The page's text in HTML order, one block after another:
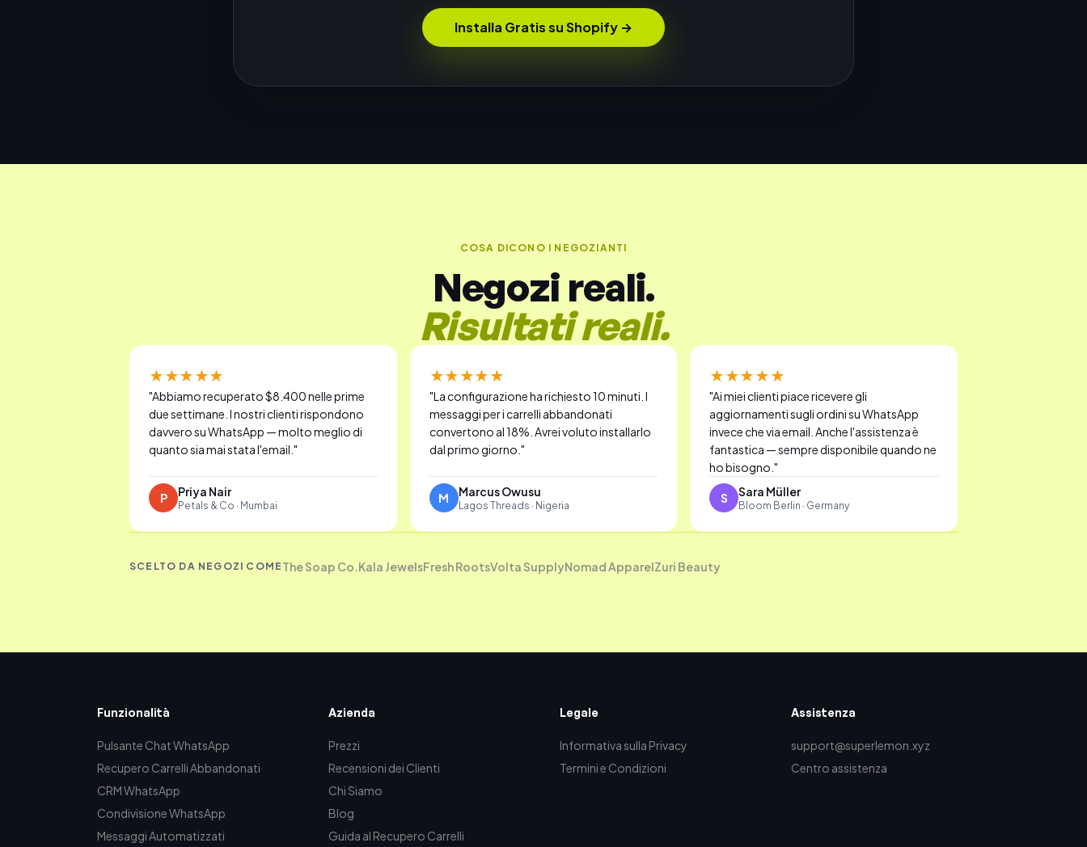
Installa Gratis su Shopify →
COSA DICONO I NEGOZIANTI
Negozi reali.
Risultati reali.
★★★★★
"Abbiamo recuperato $8.400 nelle prime
due settimane. I nostri clienti rispondono
davvero su WhatsApp — molto meglio di
quanto sia mai stata l'email. "
P Priya Nair
Petals & Co · Mumbai
★★★★★
"La configurazione ha richiesto 10 minuti. I
messaggi per i carrelli abbandonati
convertono al 18%. Avrei voluto installarlo
dal primo giorno. "
M Marcus Owusu
Lagos Threads · Nigeria
★★★★★
"Ai miei clienti piace ricevere gli
aggiornamenti sugli ordini su WhatsApp
invece che via email. Anche l'assistenza è
fantastica — sempre disponibile quando ne
ho bisogno."
S Sara Müller
Bloom Berlin · Germany
SCELTO DA NEGOZI COME The Soap Co.Kala JewelsFresh RootsVolta SupplyNomad ApparelZuri Beauty
Funzionalità
Pulsante Chat WhatsApp
Recupero Carrelli Abbandonati
CRM WhatsApp
Condivisione WhatsApp
Messaggi Automatizzati
Azienda
Prezzi
Recensioni dei Clienti
Chi Siamo
Blog
Guida al Recupero Carrelli
Legale
Informativa sulla Privacy
Termini e Condizioni
Assistenza
support@superlemon.xyz
Centro assistenza